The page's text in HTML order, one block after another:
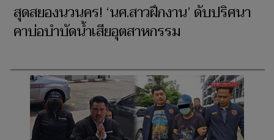
สุดสยองนวนคร! ‘นศ.สาวฝึกงาน’ ดับปริศนา
คาบ่อบำบัดน้ำเสียอุตสาหกรรม